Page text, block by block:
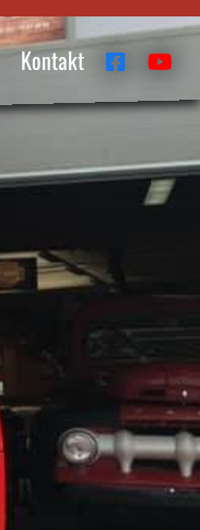
Kontakt